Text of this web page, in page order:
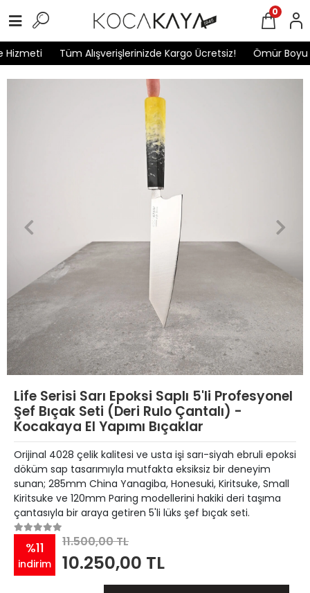
Tüm Alışverişlerinizde Kargo Ücretsiz! Ömür Boyu
0
Life Serisi Sarı Epoksi Saplı 5'li Profesyonel
Şef Bıçak Seti (Deri Rulo Çantalı) -
Kocakaya El Yapımı Bıçaklar
Orijinal 4028 çelik kalitesi ve usta işi sarı-siyah ebruli epoksi
döküm sap tasarımıyla mutfakta eksiksiz bir deneyim
sunan; 285mm China Yanagiba, Honesuki, Kiritsuke, Small
Kiritsuke ve 120mm Paring modellerini hakiki deri taşıma
çantasıyla bir araya getiren 5'li lüks şef bıçak seti.
%11
indirim
11.500,00 TL
10.250,00 TL